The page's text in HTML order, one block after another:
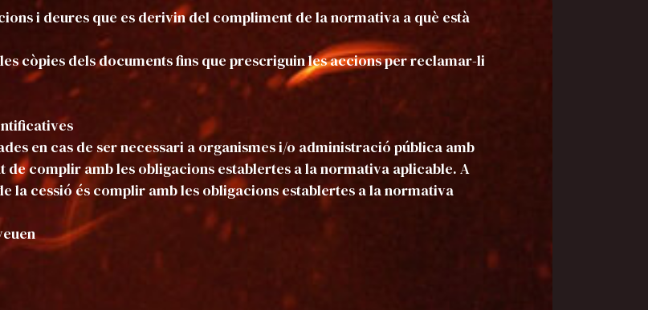
i deures que es derivin del compliment de la normativa a què està
còpies dels documents fins que prescriguin les accions per reclamar-li
en cas de ser necessari a organismes i/o administració pública amb
complir amb les obligacions establertes a la normativa aplicable. A
la cessió és complir amb les obligacions establertes a la normativa